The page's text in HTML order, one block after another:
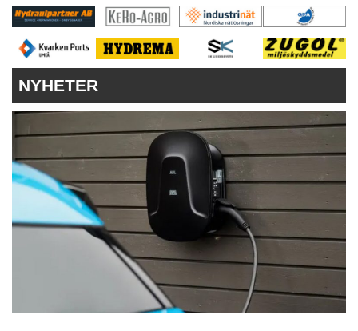
KONTAKT
VÅRA ANDRA MAGASIN
PRENUMERERA
ANNONSERA
NYHETER